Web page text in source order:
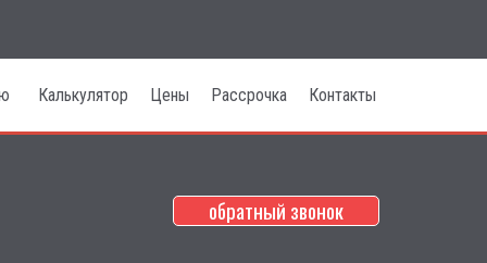
обратный звонок
Калькулятор Цены Рассрочка Контакты
НЕДОРОГО КУПИТЬ